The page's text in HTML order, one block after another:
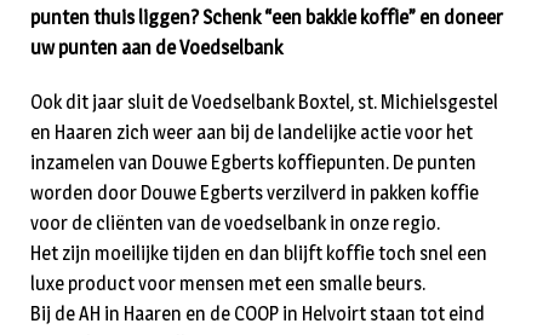
punten thuis liggen? Schenk “een bakkie koffie” en doneer
uw punten aan de Voedselbank
Ook dit jaar sluit de Voedselbank Boxtel, st. Michielsgestel
en Haaren zich weer aan bij de landelijke actie voor het
inzamelen van Douwe Egberts koffiepunten. De punten
worden door Douwe Egberts verzilverd in pakken koffie
voor de cliënten van de voedselbank in onze regio.
Het zijn moeilijke tijden en dan blijft koffie toch snel een
luxe product voor mensen met een smalle beurs.
Bij de AH in Haaren en de COOP in Helvoirt staan tot eind